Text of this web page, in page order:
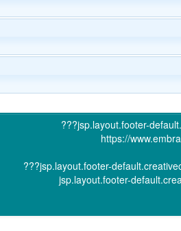
???jsp.layout.footer-
https://
???jsp.layout.footer-
jsp.layout.footer-